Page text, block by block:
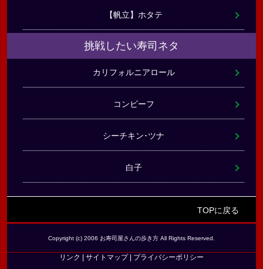
【帆立】ホタテ
挑戦したい寿司ネタ
カリフォルニアロール
コンビーフ
シーチキン･ツナ
白子
TOPに戻る
Copyright (c) 2006 お寿司屋さんの歩き方 All Rights Reserved.
リンク サイトマップ| プライバシーポリシー